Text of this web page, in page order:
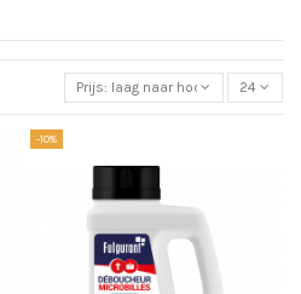
Prijs: laag naar hoog 24
-10%